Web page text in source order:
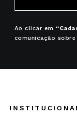
Ao clicar em
comunicação